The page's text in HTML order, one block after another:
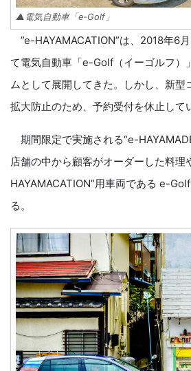
▲電気自動車「e-Golf」
”e-HAYAMACATION”は、2018年6
て電気自動車「e-Golf（イーゴルフ）
ムとして展開してきた。しかし、新型
拡大防止のため、予約受付を休止して
期間限定で実施される“e-
店舗の中から顧客がオーダーした料理
HAYAMACATION”用車両である e-
る。